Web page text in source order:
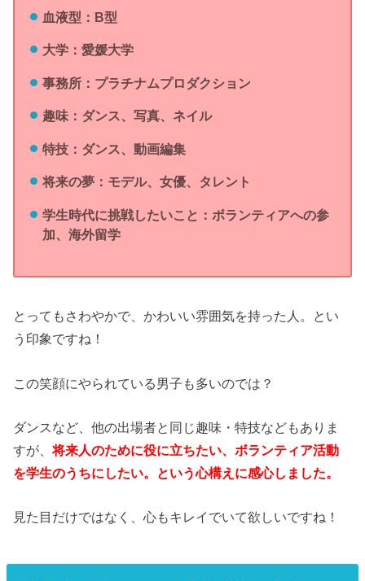
血液型：B型
大学：愛媛大学
事務所：プラチナムプロダクション
趣味：ダンス、写真、ネイル
特技：ダンス、動画編集
将来の夢：モデル、女優、タレント
学生時代に挑戦したいこと：ボランティアへの参
加、海外留学
とってもさわやかで、かわいい雰囲気を持った人。とい
う印象ですね！
この笑顔にやられている男子も多いのでは？
ダンスなど、他の出場者と同じ趣味・特技などもありま
すが、将来人のために役に立ちたい、ボランティア活動
を学生のうちにしたい。という心構えに感心しました。
見た目だけではなく、心もキレイでいて欲しいですね！